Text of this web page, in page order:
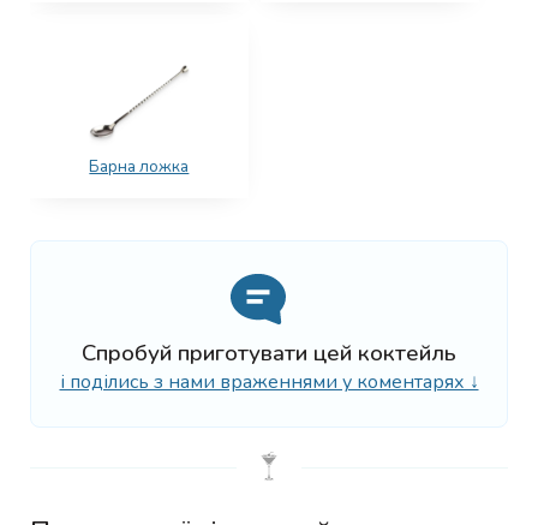
Барна ложка
Спробуй приготувати цей коктейль
і поділись з нами враженнями у коментарях ↓